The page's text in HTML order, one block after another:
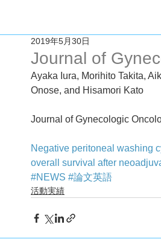
Journal of
2019年5月30日
Ayaka Iura, Morihito Takita,
Onose, and Hisamori Kato
Journal of Gynecologic
Negative peritoneal washing
overall survival after
#NEWS #論文英語
活動実績